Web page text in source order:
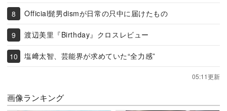
Official髭男dismが日常の只中に届けたもの
渡辺美里『Birthday』クロスレビュー
塩﨑太智、芸能界が求めていた“全力感”
05:11更新
画像ランキング